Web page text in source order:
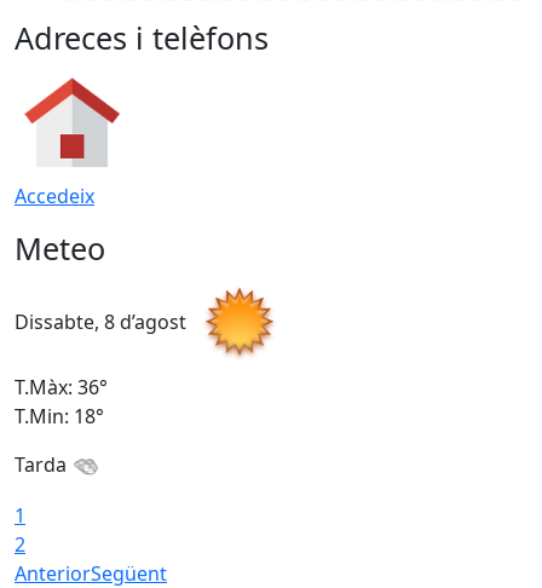
Adreces i telèfons
Accedeix
Meteo
Dissabte, 8 d’agost
T.Màx: 36°
T.Min: 18°
Tarda
1
2
AnteriorSegüent